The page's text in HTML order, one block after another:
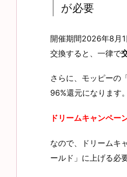
が必要
開催期間2026年8月
交換すると、一律で
さらに、モッピーの
96%還元になります。
ドリームキャンペ
なので、ドリームキ
ールド」に上げる必